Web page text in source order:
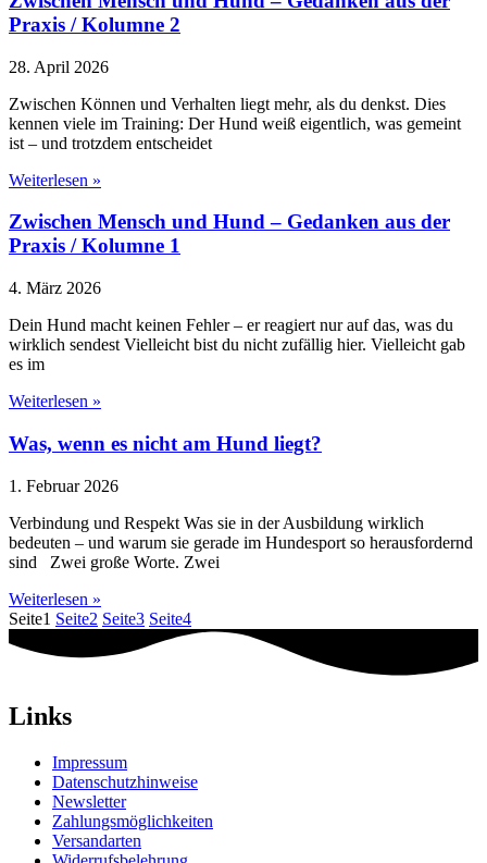
Praxis / Kolumne 2
28. April 2026
Zwischen Können und Verhalten liegt mehr, als du denkst. Dies
kennen viele im Training: Der Hund weiß eigentlich, was gemeint
ist – und trotzdem entscheidet
Weiterlesen »
Zwischen Mensch und Hund – Gedanken aus der
Praxis / Kolumne 1
4. März 2026
Dein Hund macht keinen Fehler – er reagiert nur auf das, was du
wirklich sendest Vielleicht bist du nicht zufällig hier. Vielleicht gab
es im
Weiterlesen »
Was, wenn es nicht am Hund liegt?
1. Februar 2026
Verbindung und Respekt Was sie in der Ausbildung wirklich
bedeuten – und warum sie gerade im Hundesport so herausfordernd
sind Zwei große Worte. Zwei
Weiterlesen »
Seite1 Seite2 Seite3 Seite4
Links
Impressum
Datenschutzhinweise
Newsletter
Zahlungsmöglichkeiten
Versandarten